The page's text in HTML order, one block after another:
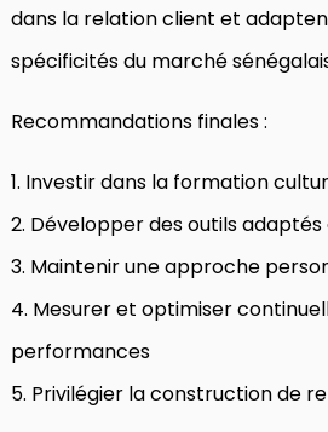
dans la relation client et
spécificités du marché
Recommandations finales :
1. Investir dans la formation
2. Développer des outils
3. Maintenir une approche
4. Mesurer et optimiser
performances
5. Privilégier la construction de